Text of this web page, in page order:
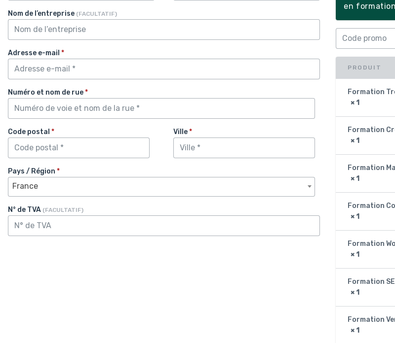
Nom de l’entreprise (FACULTATIF)
Adresse e-mail *
Numéro et nom de rue*
Code postal * Ville*
Pays / Région *
France
N° de TVA (FACULTATIF)
en
PRODUIT
Formation
× 1
Formation
× 1
Formation
× 1
Formation
× 1
Formation
× 1
Formation
× 1
Formation
× 1